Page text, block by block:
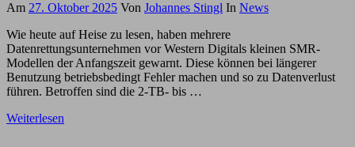
Am 27. Oktober 2025 Von Johannes Stingl In News
Wie heute auf Heise zu lesen, haben mehrere
Datenrettungsunternehmen vor Western Digitals kleinen SMR-
Modellen der Anfangszeit gewarnt. Diese können bei längerer
Benutzung betriebsbedingt Fehler machen und so zu Datenverlust
führen. Betroffen sind die 2-TB- bis …
Weiterlesen